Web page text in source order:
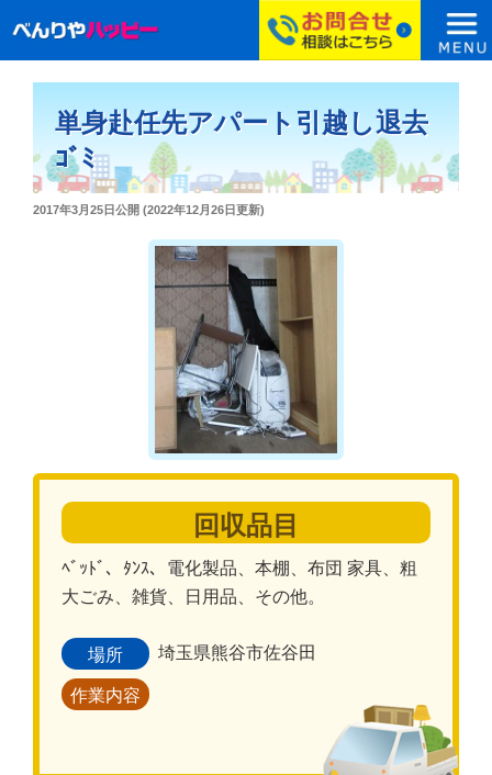
単身赴任先アパート引越し退去
ｺﾞﾐ
投
2017年3月25日公開 (2022年12月26日更新)
回収品目
ﾍﾞｯﾄﾞ、ﾀﾝｽ、電化製品、本棚、布団 家具、粗
大ごみ、雑貨、日用品、その他。
場所 埼玉県熊谷市佐谷田
作業内容